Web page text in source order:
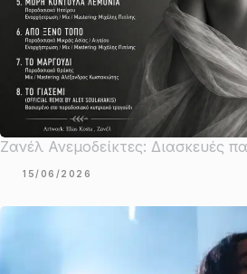
Ζανέλ Ανεμοδείκτες: Διασκευές
15/06/2026